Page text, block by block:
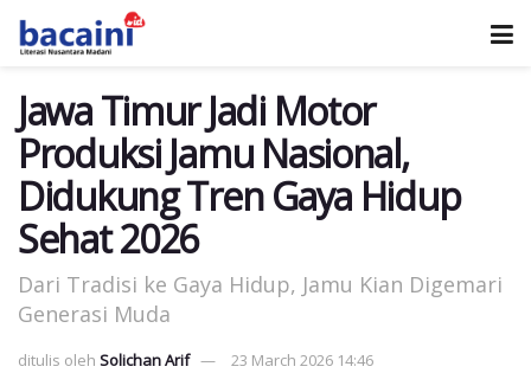
Jawa Timur Jadi Motor
Produksi Jamu Nasional,
Didukung Tren Gaya Hidup
Sehat 2026
Dari Tradisi ke Gaya Hidup, Jamu Kian Digemari
Generasi Muda
ditulis oleh Solichan Arif
23 March 2026 14:46